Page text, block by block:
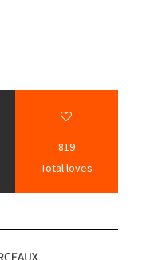
819
Total loves